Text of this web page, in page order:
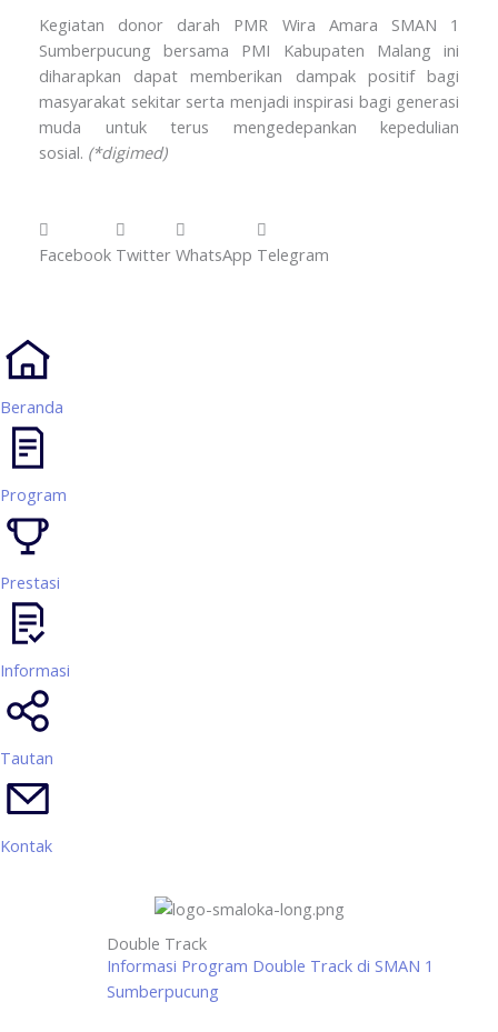
Kegiatan donor darah PMR Wira Amara SMAN 1
Sumberpucung bersama PMI Kabupaten Malang ini
diharapkan dapat memberikan dampak positif bagi
masyarakat sekitar serta menjadi inspirasi bagi generasi
muda untuk terus mengedepankan kepedulian
sosial. (*digimed)
Facebook Twitter WhatsApp Telegram
Beranda
Program
Prestasi
Informasi
Tautan
Kontak
Double Track
Informasi Program Double Track di SMAN 1
Sumberpucung